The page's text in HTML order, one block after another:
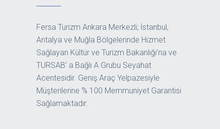
Fersa Turizm Ankara Merkezli; İstanbul,
Antalya ve Muğla Bölgelerinde Hizmet
Sağlayan Kültür ve Turizm Bakanlığı’na ve
TURSAB’ a Bağlı A Grubu Seyahat
Acentesidir. Geniş Araç Yelpazesiyle
Müşterilerine % 100 Memmuniyet Garantisi
Sağlamaktadır.